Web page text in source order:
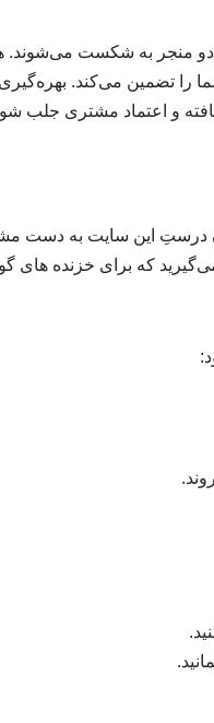
دو منجر به شکست می‌شوند.
تضمین می‌کند. بهره‌گیری
درستِ این سایت به دست